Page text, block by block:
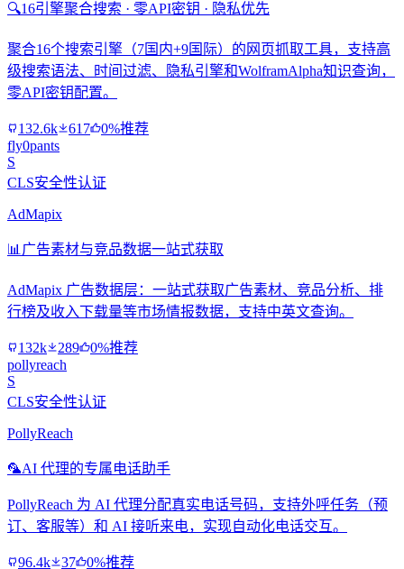
🔍16引擎聚合搜索 · 零API密钥 · 隐私优先
聚合16个搜索引擎（7国内+9国际）的网页抓取工具，支持高
级搜索语法、时间过滤、隐私引擎和WolframAlpha知识查询，
零API密钥配置。
132.6k 617
0%推荐
fly0pants
S
CLS安全性认证
AdMapix
📊 广告素材与竞品数据一站式获取
AdMapix 广告数据层：一站式获取广告素材、竞品分析、排
行榜及收入下载量等市场情报数据，支持中英文查询。
132k 289
0%推荐
pollyreach
S
CLS安全性认证
PollyReach
🦜AI 代理的专属电话助手
PollyReach 为 AI 代理分配真实电话号码，支持外呼任务（预
订、客服等）和 AI 接听来电，实现自动化电话交互。
96.4k 37 0%推荐